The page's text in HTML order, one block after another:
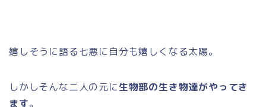
嬉しそうに語る七悪に自分も嬉しくなる太陽。
しかしそんな二人の元に生物部の生き物達がやってき
ます。